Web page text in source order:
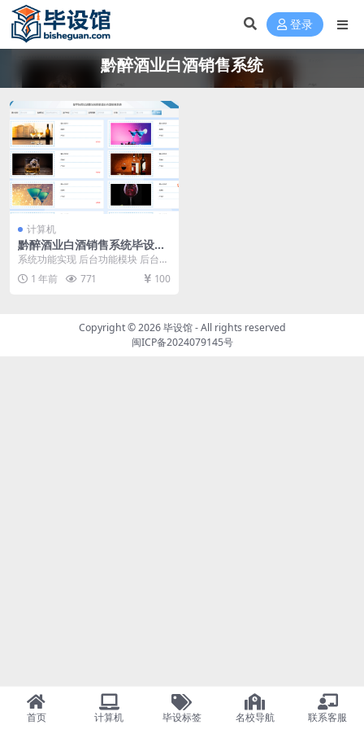
登录
黔醉酒业白酒销售系统
计算机
黔醉酒业白酒销售系统毕设模
板 毕业设计模板及毕业论文
系统功能实现 后台功能模块 后台登
录，用户通过输入用户名、密码，
选择角色并点击登...
1 年前 771 100
Copyright © 2026毕设馆- All rights reserved
闽ICP备2024079145号
首页 计算机 毕设标签 名校导航 联系客服